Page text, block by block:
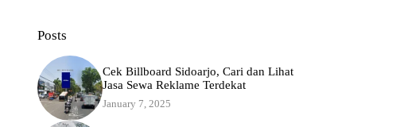
Posts
Cek Billboard Sidoarjo, Cari dan Lihat
Jasa Sewa Reklame Terdekat
January 7, 2025